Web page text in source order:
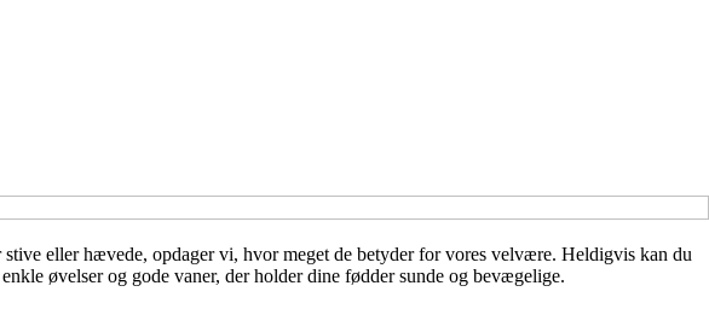
eller hævede, opdager vi, hvor meget de betyder for vores velvære. Heldigvis kan du
øvelser og gode vaner, der holder dine fødder sunde og bevægelige.